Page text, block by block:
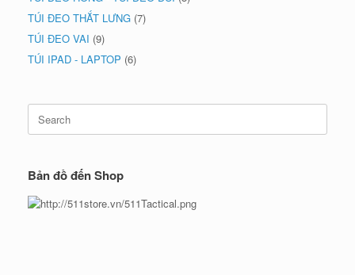
TÚI ĐEO THẮT LƯNG (7)
TÚI ĐEO VAI (9)
TÚI IPAD - LAPTOP (6)
Search
for:
Bản đồ đến Shop